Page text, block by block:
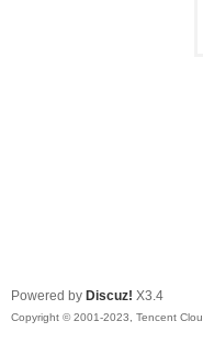
Powered by Discuz! X3.4
Copyright © 2001-2023, Tencent